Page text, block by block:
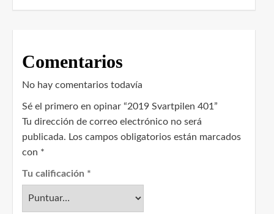
Comentarios
No hay comentarios todavía
Sé el primero en opinar “2019 Svartpilen 401”
Tu dirección de correo electrónico no será
publicada. Los campos obligatorios están marcados
con *
Tu calificación *